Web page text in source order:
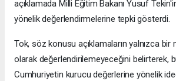
açıklamada Milli Eğitim Bakanı Yusuf
yönelik değerlendirmelerine tepki gösterdi.
Tok, söz konusu açıklamaların yalnızca
olarak değerlendirilemeyeceğini belirterek,
Cumhuriyetin kurucu değerlerine yönelik